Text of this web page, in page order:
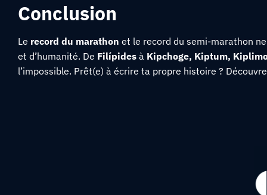
Conclusion
Le record du marathon et le record du semi-marathon
et d’humanité. De Filípides à Kipchoge, Kiptum,
l’impossible. Prêt(e) à écrire ta propre histoire ?